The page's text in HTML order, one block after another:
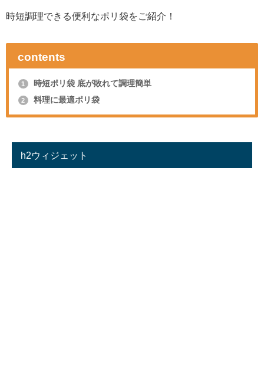
時短調理できる便利なポリ袋をご紹介！
contents
1 時短ポリ袋 底が敗れて調理簡単
2 料理に最適ポリ袋
h2ウィジェット